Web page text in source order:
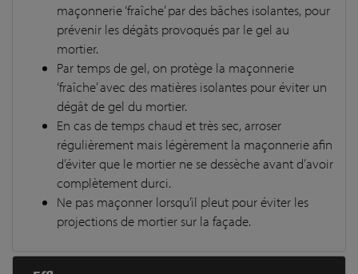
maçonnerie ‘fraîche’ par des bâches isolantes, pour
prévenir les dégâts provoqués par le gel au
mortier.
Par temps de gel, on protège la maçonnerie
‘fraîche’ avec des matières isolantes pour éviter un
dégât de gel du mortier.
En cas de temps chaud et très sec, arroser
régulièrement mais légèrement la maçonnerie afin
d’éviter que le mortier ne se dessèche avant d’avoir
complètement durci.
Ne pas maçonner lorsqu’il pleut pour éviter les
projections de mortier sur la façade.